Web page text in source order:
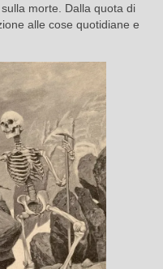
morte. Dalla quota di
alle cose quotidiane e